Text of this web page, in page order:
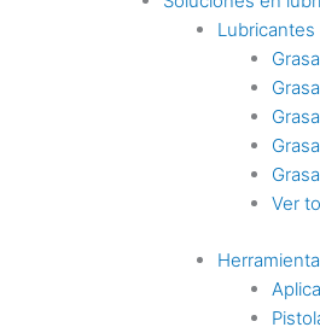
Lubricantes
Ver